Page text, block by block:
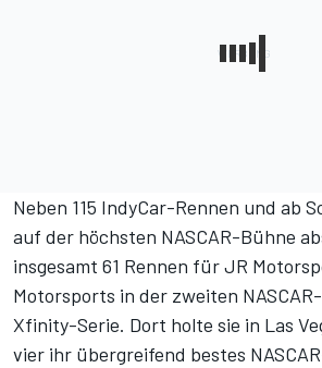
Neben 115 IndyCar-Rennen und ab
auf der höchsten NASCAR-Bühne
insgesamt 61 Rennen für JR
Motorsports in der zweiten
Xfinity-Serie. Dort holte sie in Las
vier ihr übergreifend bestes